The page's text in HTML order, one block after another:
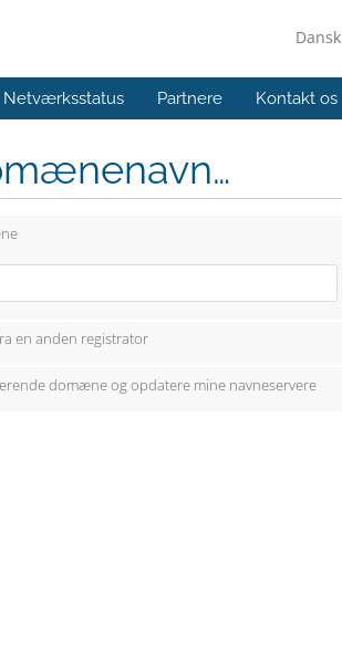
Dansk
Netværksstatus Partnere Kontakt os
en anden registrator
domæne og opdatere mine navneservere